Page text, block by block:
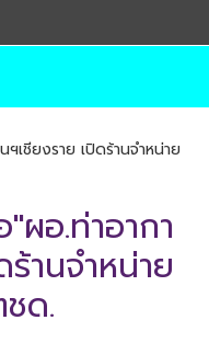
เชียงราย เปิดร้านจำหน่าย
ผอ.ท่าอากา
านจำหน่าย
ด.